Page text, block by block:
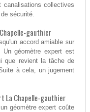
collectives
sécurité.
gauthier
accord amiable sur
Un géomètre expert est
que revient la tâche de
à cela, un jugement
La Chapelle-gauthier
géomètre expert coûte